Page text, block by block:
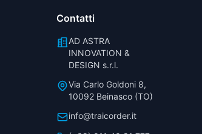
Contatti
AD ASTRA
INNOVATION &
DESIGN s.r.l.
Via Carlo Goldoni 8,
10092 Beinasco (TO)
info@traicorder.it